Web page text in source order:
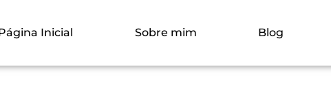
Inicial Sobre mim Blog